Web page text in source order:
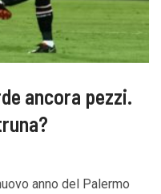
ancora pezzi.
anno del Palermo